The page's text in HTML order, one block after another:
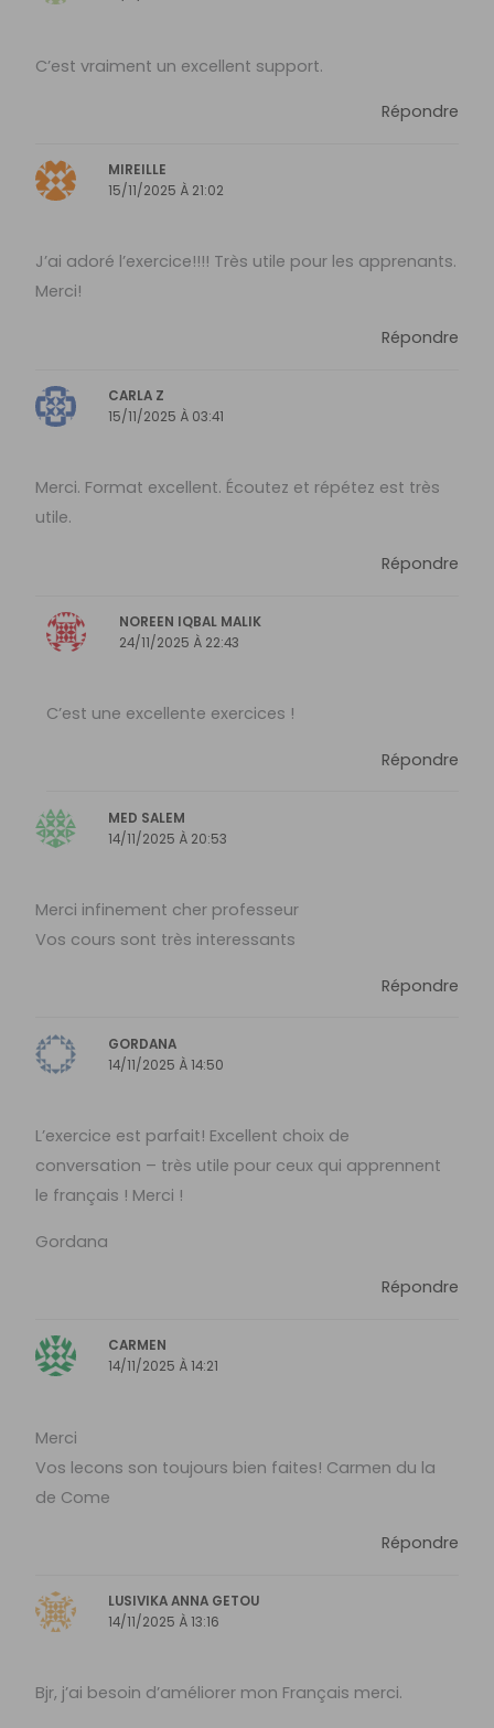
C’est vraiment un excellent support.
Répondre
MIREILLE
15/11/2025 À 21:02
J’ai adoré l’exercice!!!! Très utile pour les apprenants.
Merci!
Répondre
CARLA Z
15/11/2025 À 03:41
Merci. Format excellent. Écoutez et répétez est très
utile.
Répondre
NOREEN IQBAL MALIK
24/11/2025 À 22:43
C’est une excellente exercices !
Répondre
MED SALEM
14/11/2025 À 20:53
Merci infinement cher professeur
Vos cours sont très interessants
Répondre
GORDANA
14/11/2025 À 14:50
L’exercice est parfait! Excellent choix de
conversation – très utile pour ceux qui apprennent
le français ! Merci !
Gordana
Répondre
CARMEN
14/11/2025 À 14:21
Merci
Vos lecons son toujours bien faites! Carmen du la
de Come
Répondre
LUSIVIKA ANNA GETOU
14/11/2025 À 13:16
Bjr, j’ai besoin d’améliorer mon Français merci.